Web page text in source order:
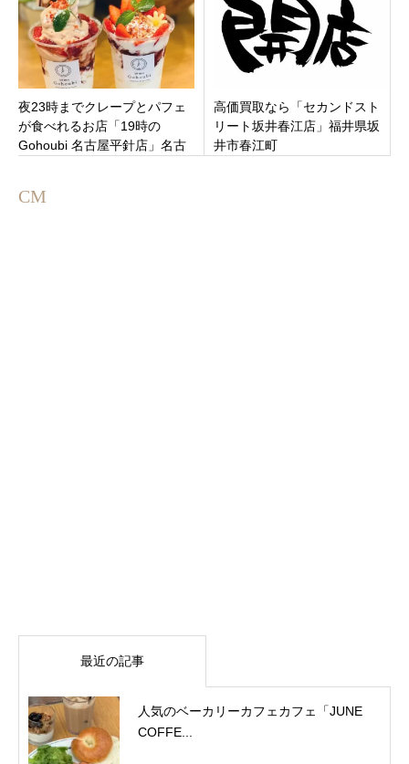
夜23時までクレープとパフェ
が食べれるお店「19時の
Gohoubi 名古屋平針店」名古
高価買取なら「セカンドスト
リート坂井春江店」福井県坂
井市春江町
CM
最近の記事
人気のベーカリーカフェカフェ「JUNE
COFFE...